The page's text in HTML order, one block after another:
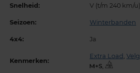
Snelheid: V (t/m 240 km/u)
Seizoen: Winterbanden
4x4: Ja
Kenmerken:
Extra Load ,
,